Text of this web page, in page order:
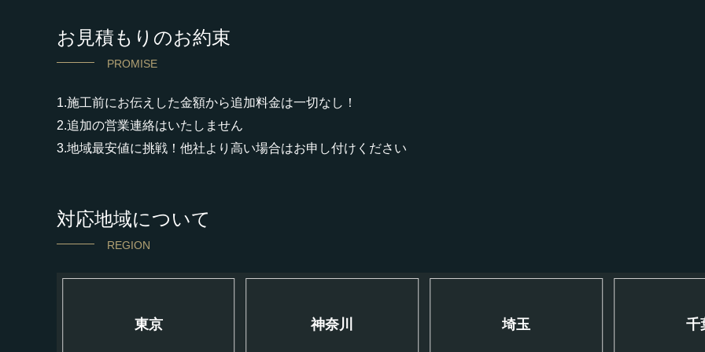
お見積もりのお約束
PROMISE
1.施工前にお伝えした金額から追加料金は一切なし！
2.追加の営業連絡はいたしません
3.地域最安値に挑戦！他社より高い場合はお申し付けください
対応地域について
REGION
東京 神奈川 埼玉 千